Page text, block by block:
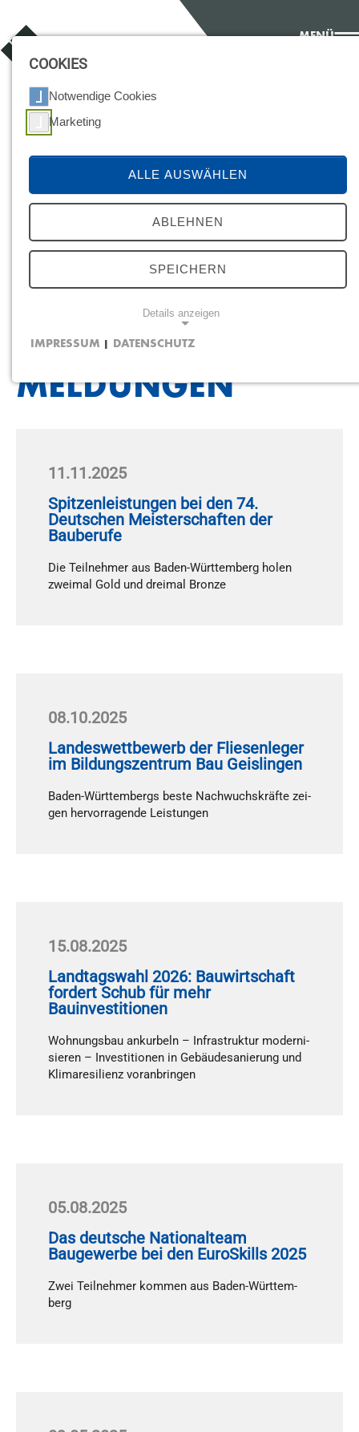
MENÜ
WEI­TE­RE PRES­SE­
MEL­DUN­GEN
11.11.2025
Spitzenleistungen bei den 74.
Deutschen Meisterschaften der
Bauberufe
Die Teil­neh­mer aus Ba­den-Würt­tem­berg ho­len
zwei­mal Gold und drei­mal Bron­ze
08.10.2025
Landeswettbewerb der Fliesenleger
im Bildungszentrum Bau Geislingen
Ba­den-Würt­tem­bergs bes­te Nach­wuchs­kräf­te zei­
gen her­vor­ra­gen­de Leis­tun­gen
15.08.2025
Landtagswahl 2026: Bauwirtschaft
fordert Schub für mehr
Bauinvestitionen
Woh­nungs­bau an­kur­beln – In­fra­struk­tur mo­der­ni­
sie­ren – In­ves­ti­tio­nen in Ge­bäu­de­sa­nie­rung und
Kli­ma­resi­li­enz vor­an­brin­gen
05.08.2025
Das deutsche Nationalteam
Baugewerbe bei den EuroSkills 2025
Zwei Teil­neh­mer kom­men aus Ba­den-Würt­tem­
berg
COOKIES
Notwendige Cookies
Marketing
ALLE AUSWÄHLEN
ABLEHNEN
SPEICHERN
Details anzeigen
Anbieter:
IMPRESSUM DATENSCHUTZ